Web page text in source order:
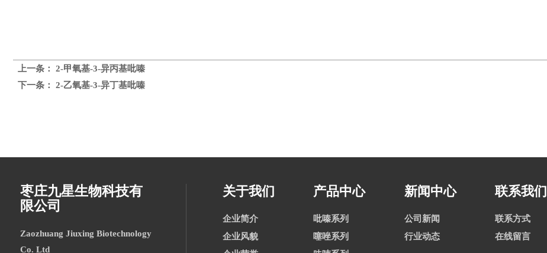
上一条： 2-甲氧基-3-异丙基吡嗪
下一条：
2-乙氧基-3-异丁基吡嗪
枣庄九星生物科技有
限公司
Zaozhuang Jiuxing Biotechnology
Co. Ltd
关于我们
企业简介
企业风貌
产品中心
吡嗪系列
噻唑系列
新闻中心
公司新闻
行业动态
联系我们
联系方式
在线留言